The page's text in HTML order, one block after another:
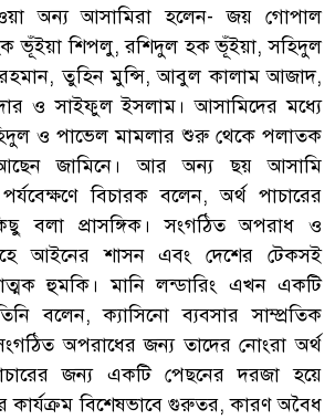
অন্য আসামিরা হলেন- জয় গোপাল
ভূঁইয়া শিপলু, রশিদুল হক ভূঁইয়া, সহিদুল
তুহিন মুন্সি, আবুল কালাম আজাদ,
ও সাইফুল ইসলাম। আসামিদের মধ্যে
ও পাভেল মামলার শুরু থেকে পলাতক
জামিনে। আর অন্য ছয় আসামি
বিচারক বলেন, অর্থ পাচারের
বলা প্রাসঙ্গিক। সংগঠিত অপরাধ ও
আইনের শাসন এবং দেশের টেকসই
হুমকি। মানি লন্ডারিং এখন একটি
বলেন, ক্যাসিনো ব্যবসার সাম্প্রতিক
অপরাধের জন্য তাদের নোংরা অর্থ
জন্য একটি পেছনের দরজা হয়ে
কার্যক্রম বিশেষভাবে গুরুতর, কারণ অবৈধ